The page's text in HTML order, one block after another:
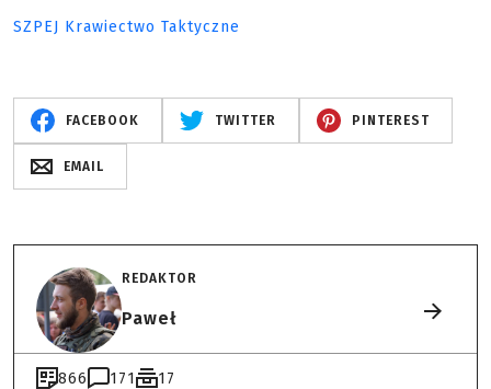
SZPEJ Krawiectwo Taktyczne
FACEBOOK TWITTER PINTEREST
EMAIL
REDAKTOR
Paweł
866 171 17